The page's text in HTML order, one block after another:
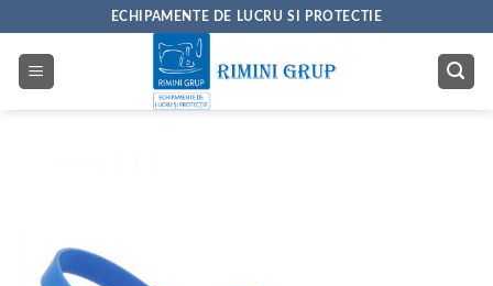
content
ECHIPAMENTE DE LUCRU SI PROTECTIE